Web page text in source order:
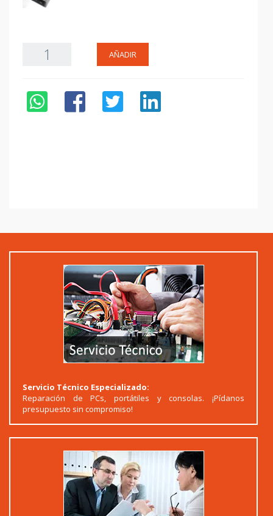
AÑADIR
Servicio Técnico Especializado:
Reparación de PCs, portátiles y consolas. ¡Pídanos
presupuesto sin compromiso!